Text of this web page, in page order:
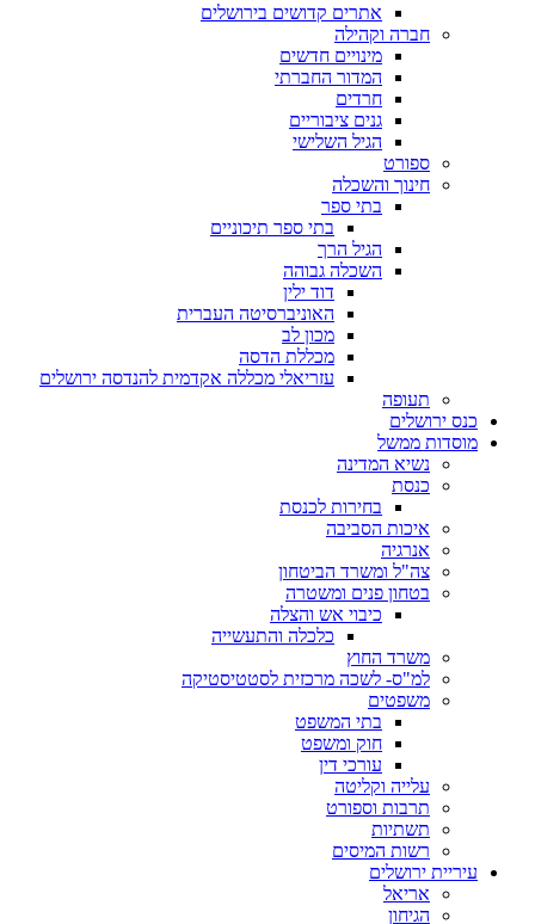
אתרים קדושים בירושלים
חברה וקהילה
מינויים חדשים
המדור החברתי
חרדים
גנים ציבוריים
הגיל השלישי
ספורט
חינוך והשכלה
בתי ספר
בתי ספר תיכוניים
הגיל הרך
השכלה גבוהה
דוד ילין
האוניברסיטה העברית
מכון לב
מכללת הדסה
עזריאלי מכללה אקדמית להנדסה ירושלים
תעופה
כנס ירושלים
מוסדות ממשל
נשיא המדינה
כנסת
בחירות לכנסת
איכות הסביבה
אנרגיה
צה"ל ומשרד הביטחון
בטחון פנים ומשטרה
כיבוי אש והצלה
כלכלה והתעשייה
משרד החוץ
למ"ס- לשכה מרכזית לסטטיסטיקה
משפטים
בתי המשפט
חוק ומשפט
עורכי דין
עלייה וקליטה
תרבות וספורט
תשתיות
רשות המיסים
עיריית ירושלים
אריאל
הגיחון